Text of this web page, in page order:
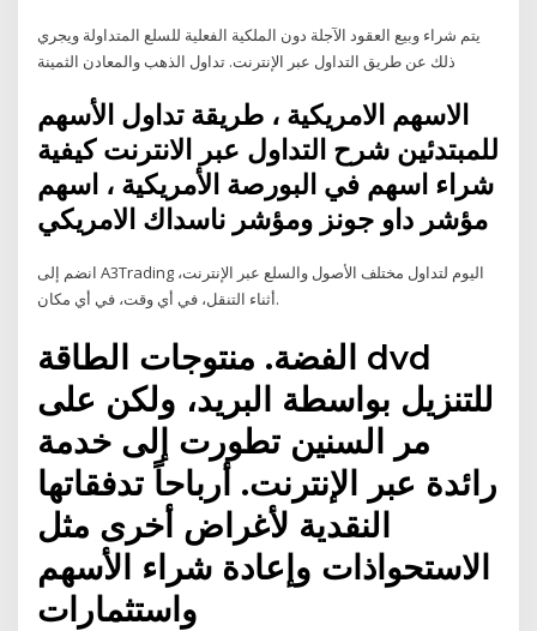
يتم شراء وبيع العقود الآجلة دون الملكية الفعلية للسلع المتداولة ويجري
ذلك عن طريق التداول عبر الإنترنت. تداول الذهب والمعادن الثمينة
الاسهم الامريكية ، طريقة تداول الأسهم
للمبتدئين شرح التداول عبر الانترنت كيفية
شراء اسهم في البورصة الأمريكية ، اسهم
مؤشر داو جونز ومؤشر ناسداك الامريكي
انضم إلى A3Trading اليوم لتداول مختلف الأصول والسلع عبر الإنترنت،
أثناء التنقل، في أي وقت، في أي مكان.
الفضة. منتوجات الطاقة dvd
للتنزيل بواسطة البريد، ولكن على
مر السنين تطورت إلى خدمة
رائدة عبر الإنترنت. أرباحاً تدفقاتها
النقدية لأغراض أخرى مثل
الاستحواذات وإعادة شراء الأسهم
واستثمارات